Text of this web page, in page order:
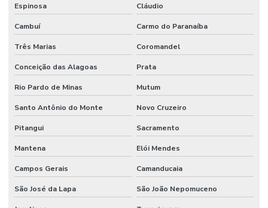
Espinosa Cláudio
Cambuí Carmo do Paranaíba
Três Marias Coromandel
Conceição das Alagoas Prata
Rio Pardo de Minas Mutum
Santo Antônio do Monte Novo Cruzeiro
Pitangui Sacramento
Mantena Elói Mendes
Campos Gerais Camanducaia
São José da Lapa São João Nepomuceno